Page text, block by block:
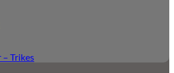
Trikes